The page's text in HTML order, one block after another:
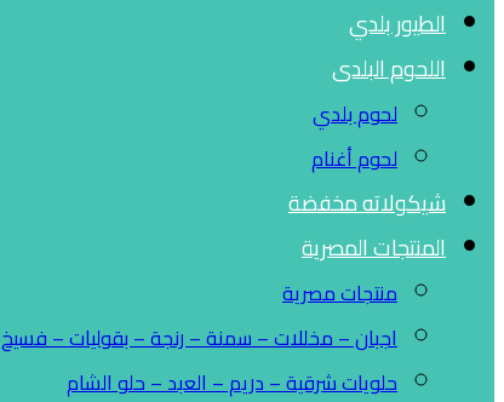
الطيور بلدي
اللحوم البلدى
لحوم بلدي
لحوم أغنام
شيكولاته مخفضة
المنتجات المصرية
منتجات مصرية
اجبان – مخللات – سمنة – رنجة – بقوليات – فسيخ
حلويات شرقية – دريم – العبد – حلو الشام